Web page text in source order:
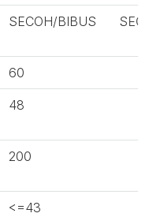
SECOH/BIBUS
60
48
200
<=43